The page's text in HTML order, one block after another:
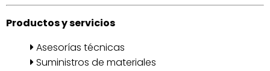
Productos y servicios
Asesorías técnicas
Suministros de materiales